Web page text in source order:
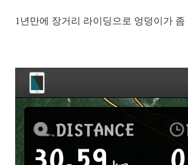
1년만에 장거리 라이딩으로 엉덩이가